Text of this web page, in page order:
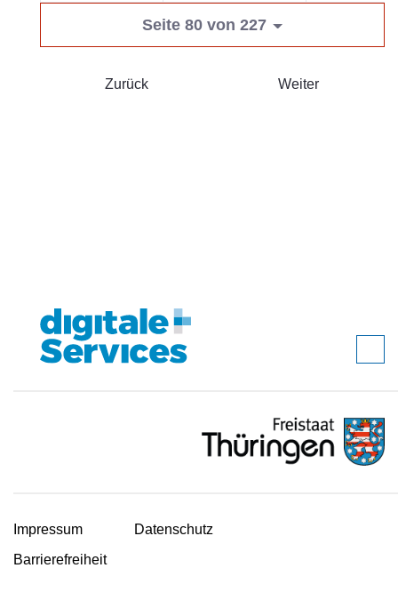
Seite 80 von 227
Zurück Weiter
Impressum
Datenschutz
Barrierefreiheit